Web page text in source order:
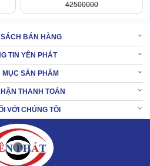
công nghiệp FujiE HM-6130EB
nghiệp Fujie HM-500BH
42500000
BÁN HÀNG
TIN YÊN PHÁT
MỤC SẢN PHẨM
THANH TOÁN
VỚI CHÚNG TÔI